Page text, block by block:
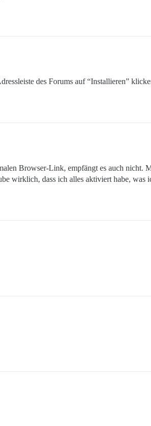
des Forums auf “Installieren”
Browser-Link, empfängt es auch nicht.
wirklich, dass ich alles aktiviert habe, was